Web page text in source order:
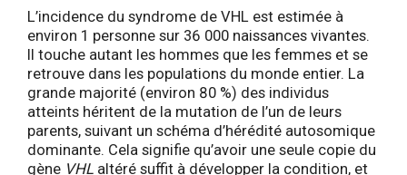
L’incidence du syndrome de VHL est estimée à
environ 1 personne sur 36 000 naissances vivantes.
Il touche autant les hommes que les femmes et se
retrouve dans les populations du monde entier. La
grande majorité (environ 80 %) des individus
atteints héritent de la mutation de l’un de leurs
parents, suivant un schéma d’hérédité autosomique
dominante. Cela signifie qu’avoir une seule copie du
gène VHL altéré suffit à développer la condition, et